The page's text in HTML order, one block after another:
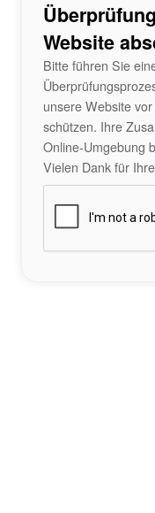
Website
Bitte führen Sie
unsere Website
schützen. Ihre
Online-Umgebung
Vielen Dank für